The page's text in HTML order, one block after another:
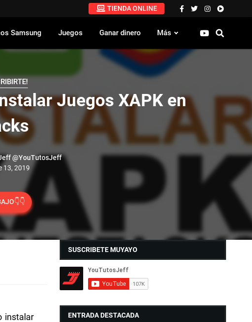
TIENDA ONLINE
Samsung Juegos Ganar dinero Más
Juegos XAPK en
@YouTutosJeff
instalar
SUSCRIBETE MUYAYO
ENTRADA DESTACADA